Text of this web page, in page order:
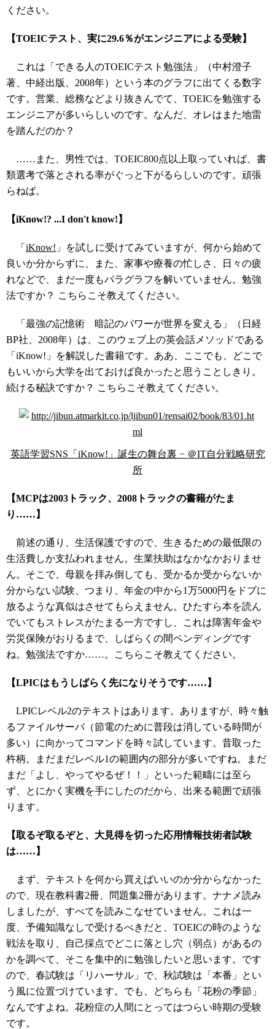
ください。
【TOEICテスト、実に29.6％がエンジニアによる受験】
これは「できる人のTOEICテスト勉強法」（中村澄子
著、中経出版、2008年）という本のグラフに出てくる数字
です。営業、総務などより抜きんでて、TOEICを勉強する
エンジニアが多いらしいのです。なんだ、オレはまた地雷
を踏んだのか？
……また、男性では、TOEIC800点以上取っていれば、書
類選考で落とされる率がぐっと下がるらしいのです。頑張
らねば。
【iKnow!? ...I don't know!】
「 iKnow! 」を試しに受けてみていますが、何から始めて
良いか分からずに、また、家事や療養の忙しさ、日々の疲
れなどで、まだ一度もパラグラフを解いていません。勉強
法ですか？ こちらこそ教えてください。
「最強の記憶術 暗記のパワーが世界を変える」（日経
BP社、2008年）は、このウェブ上の英会話メソッドである
「iKnow!」を解説した書籍です。ああ、ここでも、どこで
もいいから大学を出ておけば良かったと思うことしきり。
続ける秘訣ですか？ こちらこそ教えてください。
英語学習SNS「iKnow!」誕生の舞台裏 − ＠IT自分戦略研究
所
【MCPは2003トラック、2008トラックの書籍がたま
り……】
前述の通り、生活保護ですので、生きるための最低限の
生活費しか支払われません。生業扶助はなかなかおりませ
ん。そこで、母親を拝み倒しても、受かるか受からないか
分からない試験、つまり、年金の中から1万5000円をドブに
放るような真似はさせてもらえません。ひたすら本を読ん
でいてもストレスがたまる一方ですし、これは障害年金や
労災保険がおりるまで、しばらくの間ペンディングです
ね。勉強法ですか……。こちらこそ教えてください。
【LPICはもうしばらく先になりそうです……】
LPICレベル2のテキストはあります。ありますが、時々触
るファイルサーバ（節電のために普段は消している時間が
多い）に向かってコマンドを時々試しています。昔取った
杵柄。まだまだレベル1の範囲内の部分が多いですね。まだ
まだ「よし、やってやるぜ！！」といった範疇には至ら
ず、とにかく実機を手にしたのだから、出来る範囲で頑張
ります。
【取るぞ取るぞと、大見得を切った応用情報技術者試験
は……】
まず、テキストを何から買えばいいのか分からなかった
ので、現在教科書2冊、問題集2冊があります。ナナメ読み
しましたが、すべてを読みこなせていません。これは一
度、予備知識なしで受けるべきだと、TOEICの時のような
戦法を取り、自己採点でどこに落とし穴（弱点）があるの
かを調べて、そこを集中的に勉強したいと思います。です
ので、春試験は「リハーサル」で、秋試験は「本番」とい
う風に位置づけています。でも、どちらも「花粉の季節」
なんですよね。花粉症の人間にとってはつらい時期の受験
です。